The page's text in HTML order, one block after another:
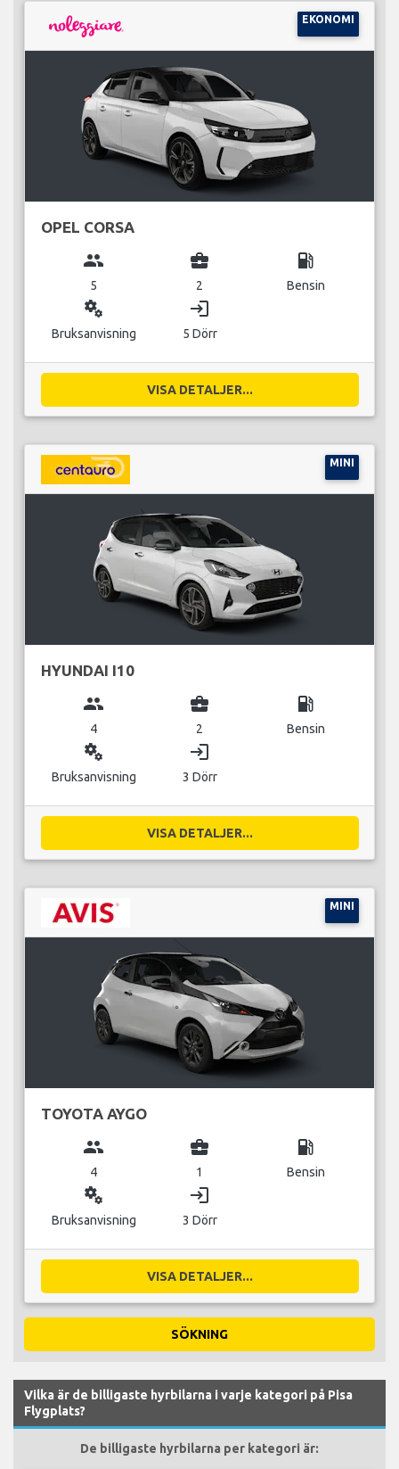
EKONOMI
OPEL CORSA
group
5
business_center
2
local_gas_station
Bensin
miscellaneous_services
Bruksanvisning
login
5 Dörr
VISA DETALJER...
MINI
HYUNDAI I10
group
4
business_center
2
local_gas_station
Bensin
miscellaneous_services
Bruksanvisning
login
3 Dörr
VISA DETALJER...
MINI
TOYOTA AYGO
group
4
business_center
1
local_gas_station
Bensin
miscellaneous_services
Bruksanvisning
login
3 Dörr
VISA DETALJER...
SÖKNING
Vilka är de billigaste hyrbilarna i varje kategori på Pisa
Flygplats?
De billigaste hyrbilarna per kategori är: